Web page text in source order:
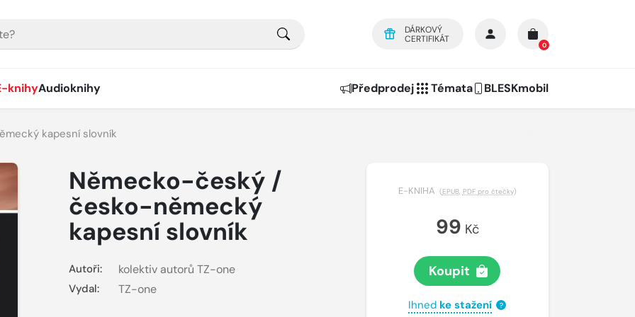
DÁRKOVÝ
CERTIFIKÁT
0
knihyAudioknihy Předprodej Témata BLESKmobil
kapesní slovník
Německo-český /
česko-německý
kapesní slovník
Autoři: kolektiv autorů TZ-one
Vydal: TZ-one
E-KNIHA (EPUB, PDF pro čtečky)
99 Kč
Koupit
Ihned ke stažení ?